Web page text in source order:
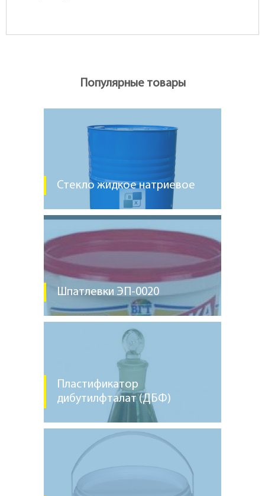
Популярные товары
Стекло жидкое натриевое
Шпатлевки ЭП-0020
Пластификатор
дибутилфталат (ДБФ)